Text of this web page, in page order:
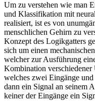
Um zu verstehen wie man
und Klassifikation mit
realisiert, ist es von
menschlichen Gehirn zu
Konzept des Logikgatters
sich um einen
welcher zur Ausführung
Kombination verschiedener
welches zwei Eingänge
dann ein Signal an seinem
keiner der Eingänge ein